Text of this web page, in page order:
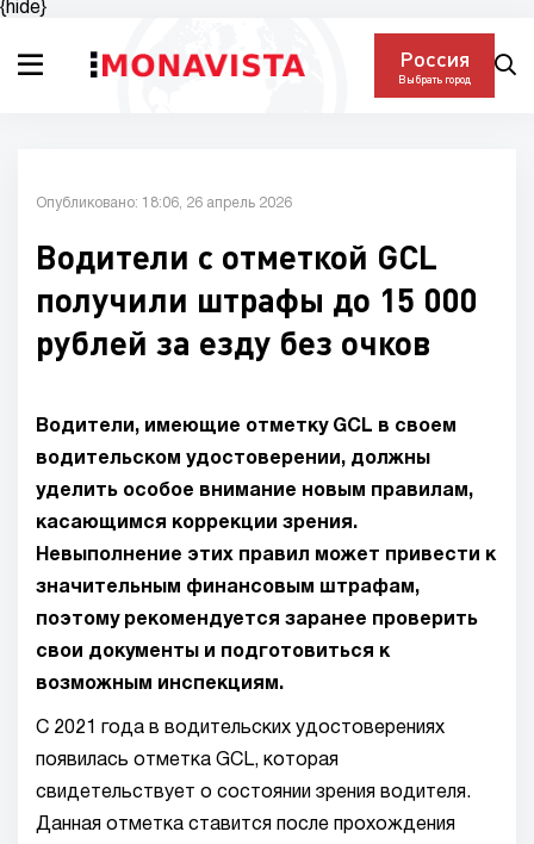
{hide}
Россия
Выбрать город
Опубликовано: 18:06, 26 апрель 2026
Водители с отметкой GCL
получили штрафы до 15 000
рублей за езду без очков
Водители, имеющие отметку GCL в своем
водительском удостоверении, должны
уделить особое внимание новым правилам,
касающимся коррекции зрения.
Невыполнение этих правил может привести к
значительным финансовым штрафам,
поэтому рекомендуется заранее проверить
свои документы и подготовиться к
возможным инспекциям.
С 2021 года в водительских удостоверениях
появилась отметка GCL, которая
свидетельствует о состоянии зрения водителя.
Данная отметка ставится после прохождения